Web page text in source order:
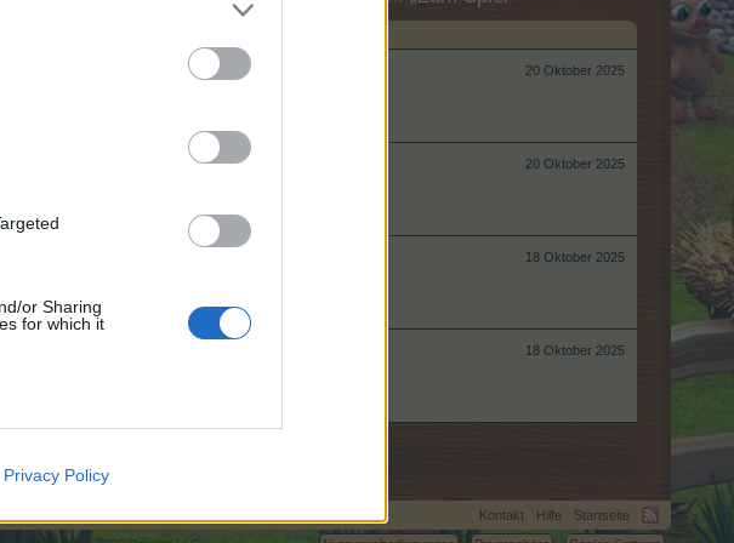
or Sharing
for which it
Privacy Policy
20 Oktober 2025
20 Oktober 2025
18 Oktober 2025
18 Oktober 2025
Kontakt Hilfe
Startseite